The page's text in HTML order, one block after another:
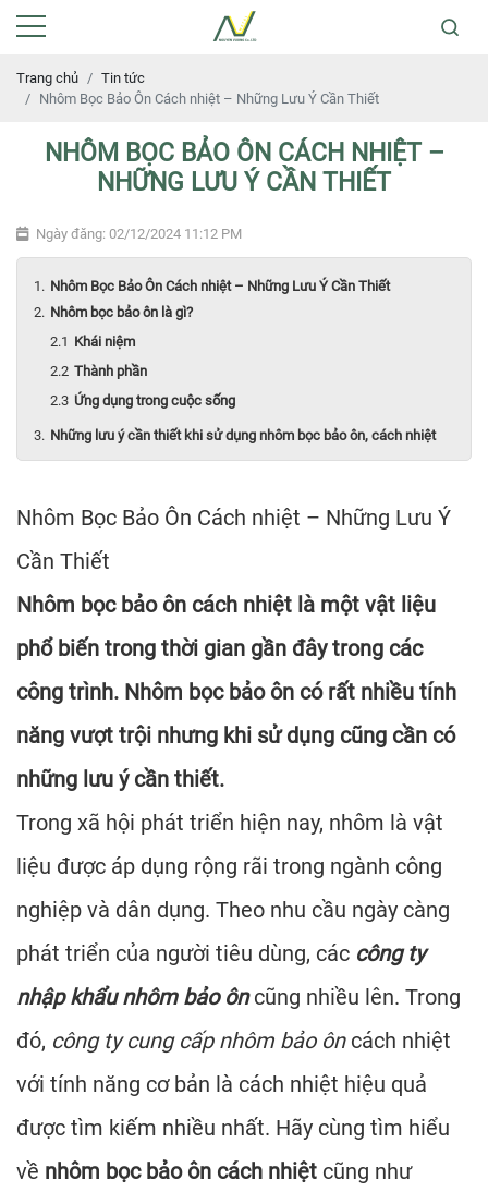
Trang chủ
Tin tức
Nhôm Bọc Bảo Ôn Cách nhiệt – Những Lưu Ý Cần Thiết
NHÔM BỌC BẢO ÔN CÁCH NHIỆT –
NHỮNG LƯU Ý CẦN THIẾT
Ngày đăng: 02/12/2024 11:12 PM
Nhôm Bọc Bảo Ôn Cách nhiệt – Những Lưu Ý Cần Thiết
Nhôm bọc bảo ôn là gì?
Khái niệm
Thành phần
Ứng dụng trong cuộc sống
Những lưu ý cần thiết khi sử dụng nhôm bọc bảo ôn, cách nhiệt
Nhôm Bọc Bảo Ôn Cách nhiệt – Những Lưu Ý
Cần Thiết
Nhôm bọc bảo ôn cách nhiệt là một vật liệu
phổ biến trong thời gian gần đây trong các
công trình. Nhôm bọc bảo ôn có rất nhiều tính
năng vượt trội nhưng khi sử dụng cũng cần có
những lưu ý cần thiết.
Trong xã hội phát triển hiện nay, nhôm là vật
liệu được áp dụng rộng rãi trong ngành công
nghiệp và dân dụng. Theo nhu cầu ngày càng
phát triển của người tiêu dùng, các công ty
nhập khẩu nhôm bảo ôncũng nhiều lên. Trong
đó, công ty cung cấp nhôm bảo ôncách nhiệt
với tính năng cơ bản là cách nhiệt hiệu quả
được tìm kiếm nhiều nhất. Hãy cùng tìm hiểu
về nhôm bọc bảo ôn cách nhiệt cũng như